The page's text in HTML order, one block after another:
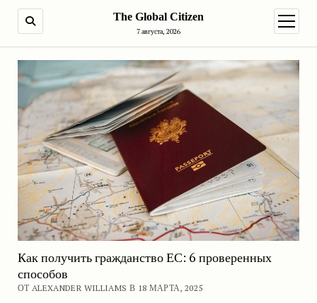
The Global Citizen
7 августа, 2026
Как получить гражданство ЕС: 6 проверенных
способов
ОТ ALEXANDER WILLIAMS В 18 МАРТА, 2025